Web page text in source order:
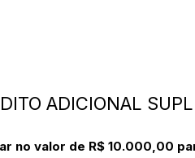
ADICIONAL
no valor de R$ 10.000,00